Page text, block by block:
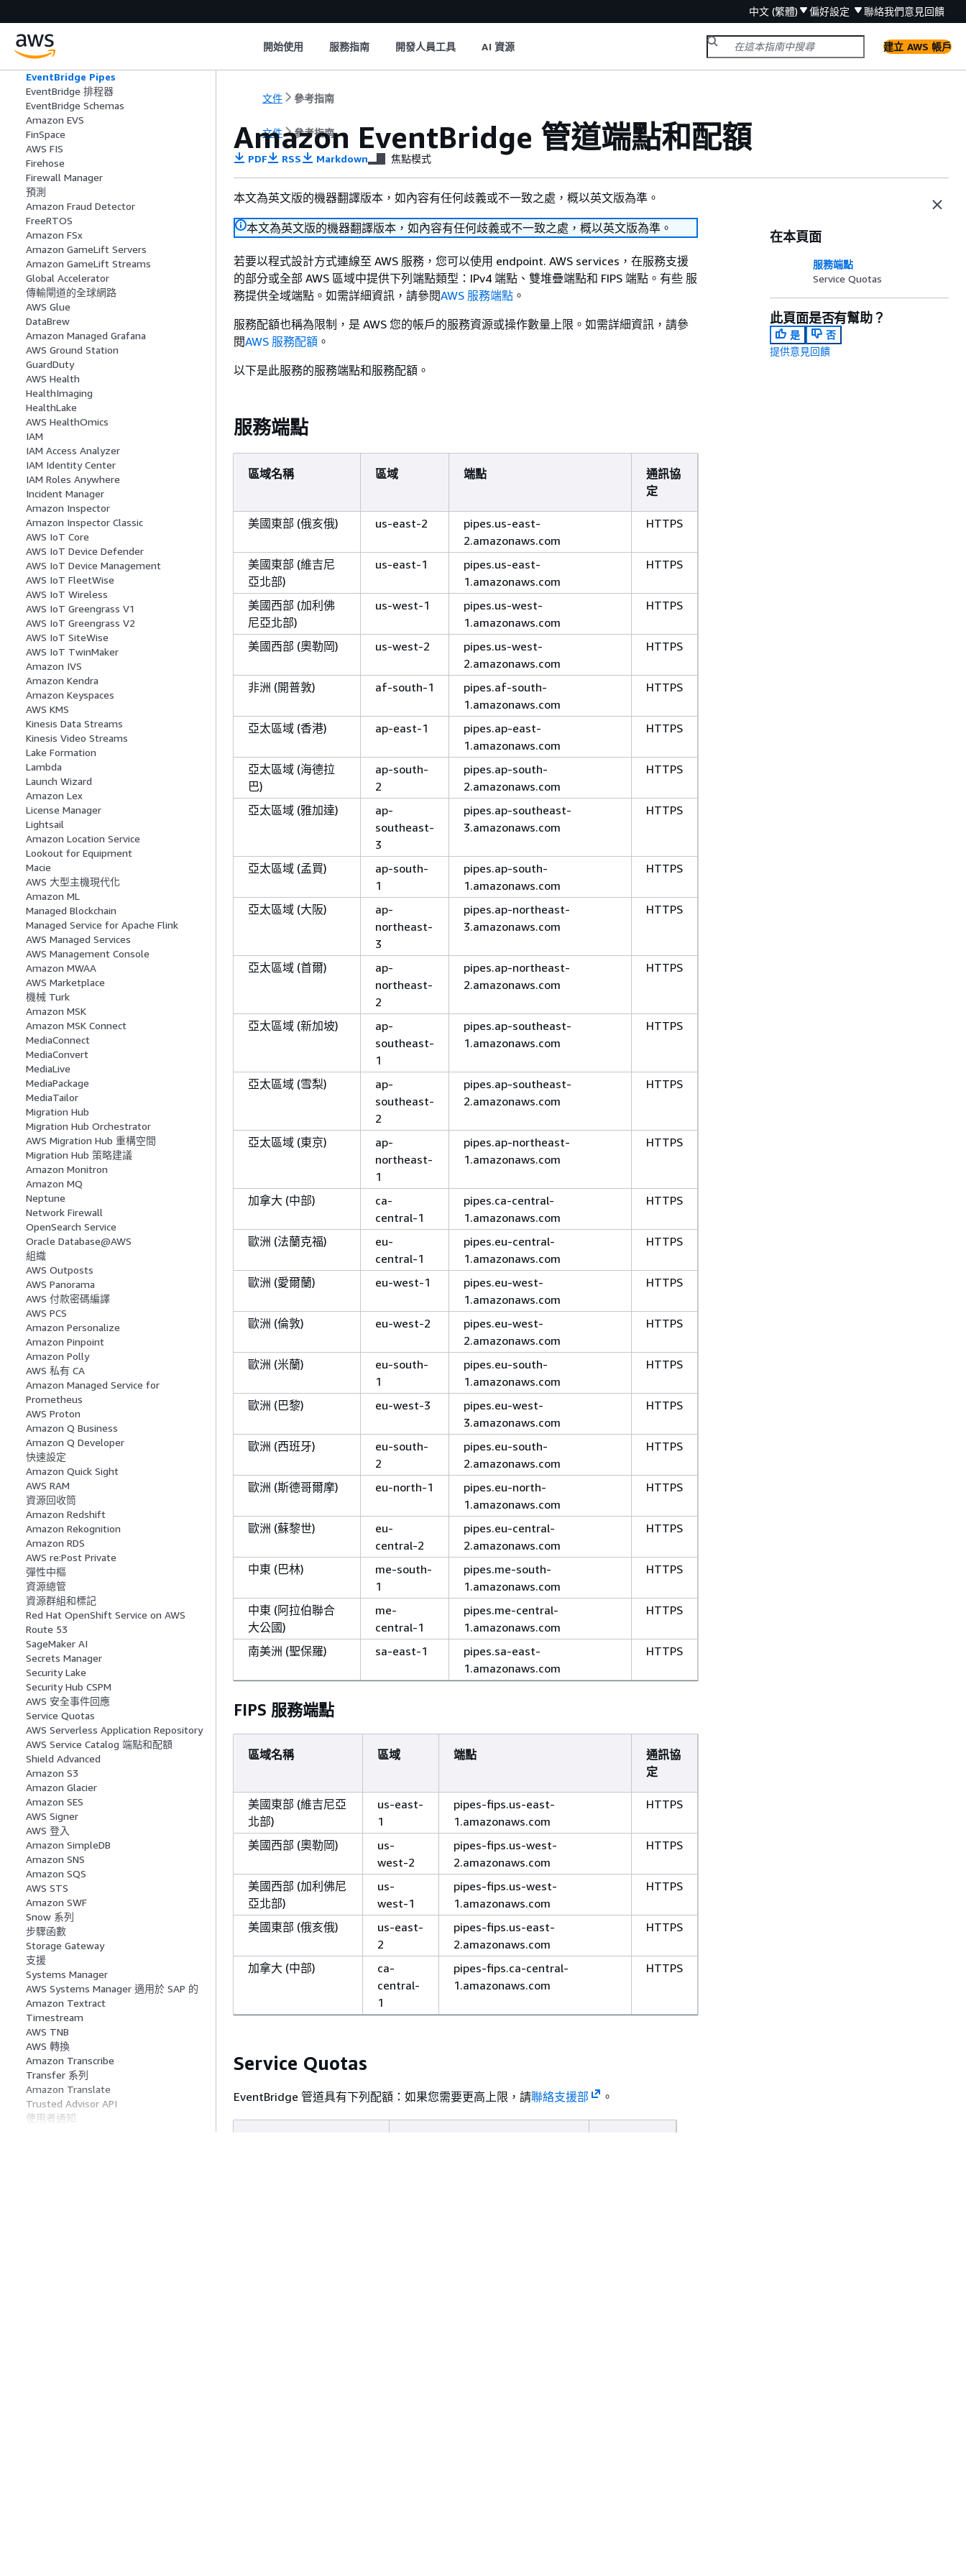
中文 (繁體) 偏好設定 聯絡我們意見回饋
開始使用 服務指南 開發人員工具 AI 資源 建立 AWS 帳戶
AWS 最終使用者傳訊
Amazon EMR
EventBridge
EventBridge Pipes
EventBridge 排程器
EventBridge Schemas
Amazon EVS
FinSpace
AWS FIS
Firehose
Firewall Manager
預測
Amazon Fraud Detector
FreeRTOS
Amazon FSx
Amazon GameLift Servers
Amazon GameLift Streams
Global Accelerator
傳輸閘道的全球網路
AWS Glue
DataBrew
Amazon Managed Grafana
AWS Ground Station
GuardDuty
AWS Health
HealthImaging
HealthLake
AWS HealthOmics
IAM
IAM Access Analyzer
IAM Identity Center
IAM Roles Anywhere
Incident Manager
Amazon Inspector
Amazon Inspector Classic
AWS IoT Core
AWS IoT Device Defender
AWS IoT Device Management
AWS IoT FleetWise
AWS IoT Wireless
AWS IoT Greengrass V1
AWS IoT Greengrass V2
AWS IoT SiteWise
AWS IoT TwinMaker
Amazon IVS
Amazon Kendra
Amazon Keyspaces
AWS KMS
Kinesis Data Streams
Kinesis Video Streams
Lake Formation
Lambda
Launch Wizard
Amazon Lex
License Manager
Lightsail
Amazon Location Service
Lookout for Equipment
Macie
AWS 大型主機現代化
Amazon ML
Managed Blockchain
Managed Service for Apache Flink
AWS Managed Services
AWS Management Console
Amazon MWAA
AWS Marketplace
機械 Turk
Amazon MSK
Amazon MSK Connect
MediaConnect
MediaConvert
MediaLive
MediaPackage
MediaTailor
Migration Hub
Migration Hub Orchestrator
AWS Migration Hub 重構空間
Migration Hub 策略建議
Amazon Monitron
Amazon MQ
Neptune
Network Firewall
OpenSearch Service
Oracle Database@AWS
組織
AWS Outposts
AWS Panorama
AWS 付款密碼編譯
AWS PCS
Amazon Personalize
Amazon Pinpoint
Amazon Polly
AWS 私有 CA
Amazon Managed Service for
Prometheus
AWS Proton
Amazon Q Business
Amazon Q Developer
快速設定
Amazon Quick Sight
AWS RAM
資源回收筒
Amazon Redshift
Amazon Rekognition
Amazon RDS
AWS re:Post Private
彈性中樞
資源總管
資源群組和標記
Red Hat OpenShift Service on AWS
Route 53
SageMaker AI
Secrets Manager
Security Lake
Security Hub CSPM
AWS 安全事件回應
Service Quotas
AWS Serverless Application Repository
AWS Service Catalog 端點和配額
Shield Advanced
Amazon S3
Amazon Glacier
Amazon SES
AWS Signer
AWS 登入
Amazon SimpleDB
Amazon SNS
Amazon SQS
AWS STS
Amazon SWF
Snow 系列
步驟函數
Storage Gateway
支援
Systems Manager
AWS Systems Manager 適用於 SAP 的
Amazon Textract
Timestream
AWS TNB
AWS 轉換
Amazon Transcribe
Transfer 系列
Amazon Translate
Trusted Advisor API
使用者通知
文件 參考指南
文件 參考指南
Amazon EventBridge 管道端點和配額
PDF RSS Markdown 焦點模式
本文為英文版的機器翻譯版本，如內容有任何歧義或不一致之處，概以英文版為準。
本文為英文版的機器翻譯版本，如內容有任何歧義或不一致之處，概以英文版為準。
若要以程式設計方式連線至 AWS 服務，您可以使用 endpoint. AWS services，在服務支援
的部分或全部 AWS 區域中提供下列端點類型：IPv4 端點、雙堆疊端點和 FIPS 端點。有些 服
務提供全域端點。如需詳細資訊，請參閱AWS 服務端點 。
服務配額也稱為限制，是 AWS 您的帳戶的服務資源或操作數量上限。如需詳細資訊，請參
閱AWS 服務配額 。
以下是此服務的服務端點和服務配額。
服務端點
區域名稱 區域 端點
通訊協
定
美國東部 (俄亥俄) us-east-2
pipes.us-east-
2.amazonaws.com
HTTPS
美國東部 (維吉尼
亞北部)
us-east-1
pipes.us-east-
1.amazonaws.com
HTTPS
美國西部 (加利佛
尼亞北部)
us-west-1
pipes.us-west-
1.amazonaws.com
HTTPS
美國西部 (奧勒岡) us-west-2
pipes.us-west-
2.amazonaws.com
HTTPS
非洲 (開普敦) af-south-1
pipes.af-south-
1.amazonaws.com
HTTPS
亞太區域 (香港) ap-east-1
pipes.ap-east-
1.amazonaws.com
HTTPS
亞太區域 (海德拉
巴)
ap-south-
2
pipes.ap-south-
2.amazonaws.com
HTTPS
亞太區域 (雅加達)
ap-
southeast-
3
pipes.ap-southeast-
3.amazonaws.com
HTTPS
亞太區域 (孟買)
ap-south-
1
pipes.ap-south-
1.amazonaws.com
HTTPS
亞太區域 (大阪)
ap-
northeast-
3
pipes.ap-northeast-
3.amazonaws.com
HTTPS
亞太區域 (首爾)
ap-
northeast-
2
pipes.ap-northeast-
2.amazonaws.com
HTTPS
亞太區域 (新加坡)
ap-
southeast-
1
pipes.ap-southeast-
1.amazonaws.com
HTTPS
亞太區域 (雪梨)
ap-
southeast-
2
pipes.ap-southeast-
2.amazonaws.com
HTTPS
亞太區域 (東京)
ap-
northeast-
1
pipes.ap-northeast-
1.amazonaws.com
HTTPS
加拿大 (中部)
ca-
central-1
pipes.ca-central-
1.amazonaws.com
HTTPS
歐洲 (法蘭克福)
eu-
central-1
pipes.eu-central-
1.amazonaws.com
HTTPS
歐洲 (愛爾蘭) eu-west-1
pipes.eu-west-
1.amazonaws.com
HTTPS
歐洲 (倫敦) eu-west-2
pipes.eu-west-
2.amazonaws.com
HTTPS
歐洲 (米蘭)
eu-south-
1
pipes.eu-south-
1.amazonaws.com
HTTPS
歐洲 (巴黎) eu-west-3
pipes.eu-west-
3.amazonaws.com
HTTPS
歐洲 (西班牙)
eu-south-
2
pipes.eu-south-
2.amazonaws.com
HTTPS
歐洲 (斯德哥爾摩) eu-north-1
pipes.eu-north-
1.amazonaws.com
HTTPS
歐洲 (蘇黎世)
eu-
central-2
pipes.eu-central-
2.amazonaws.com
HTTPS
中東 (巴林)
me-south-
1
pipes.me-south-
1.amazonaws.com
HTTPS
中東 (阿拉伯聯合
大公國)
me-
central-1
pipes.me-central-
1.amazonaws.com
HTTPS
南美洲 (聖保羅) sa-east-1
pipes.sa-east-
1.amazonaws.com
HTTPS
FIPS 服務端點
區域名稱 區域 端點
通訊協
定
美國東部 (維吉尼亞
北部)
us-east-
1
pipes-fips.us-east-
1.amazonaws.com
HTTPS
美國西部 (奧勒岡)
us-
west-2
pipes-fips.us-west-
2.amazonaws.com
HTTPS
美國西部 (加利佛尼
亞北部)
us-
west-1
pipes-fips.us-west-
1.amazonaws.com
HTTPS
美國東部 (俄亥俄)
us-east-
2
pipes-fips.us-east-
2.amazonaws.com
HTTPS
加拿大 (中部)
ca-
central-
1
pipes-fips.ca-central-
1.amazonaws.com
HTTPS
Service Quotas
EventBridge 管道具有下列配額：如果您需要更高上限，請聯絡支援部 。
在本頁面
服務端點
Service Quotas
此頁面是否有幫助？
是
否
提供意見回饋